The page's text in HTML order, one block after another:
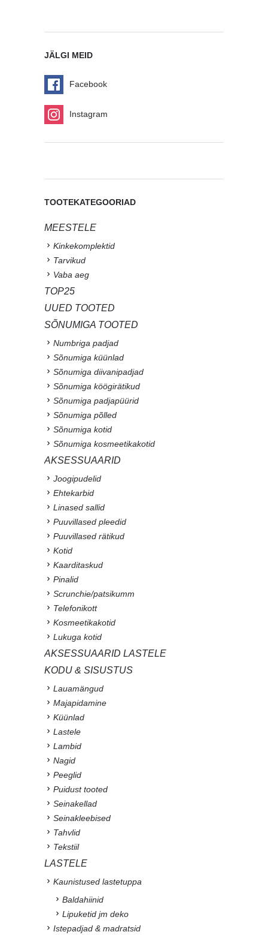
JÄLGI MEID
Facebook
Instagram
TOOTEKATEGOORIAD
MEESTELE
Kinkekomplektid
Tarvikud
Vaba aeg
TOP25
UUED TOOTED
SÕNUMIGA TOOTED
Numbriga padjad
Sõnumiga küünlad
Sõnumiga diivanipadjad
Sõnumiga köögirätikud
Sõnumiga padjapüürid
Sõnumiga põlled
Sõnumiga kotid
Sõnumiga kosmeetikakotid
AKSESSUAARID
Joogipudelid
Ehtekarbid
Linased sallid
Puuvillased pleedid
Puuvillased rätikud
Kotid
Kaarditaskud
Pinalid
Scrunchie/patsikumm
Telefonikott
Kosmeetikakotid
Lukuga kotid
AKSESSUAARID LASTELE
KODU & SISUSTUS
Lauamängud
Majapidamine
Küünlad
Lastele
Lambid
Nagid
Peeglid
Puidust tooted
Seinakellad
Seinakleebised
Tahvlid
Tekstiil
LASTELE
Kaunistused lastetuppa
Baldahiinid
Lipuketid jm deko
Istepadjad & madratsid